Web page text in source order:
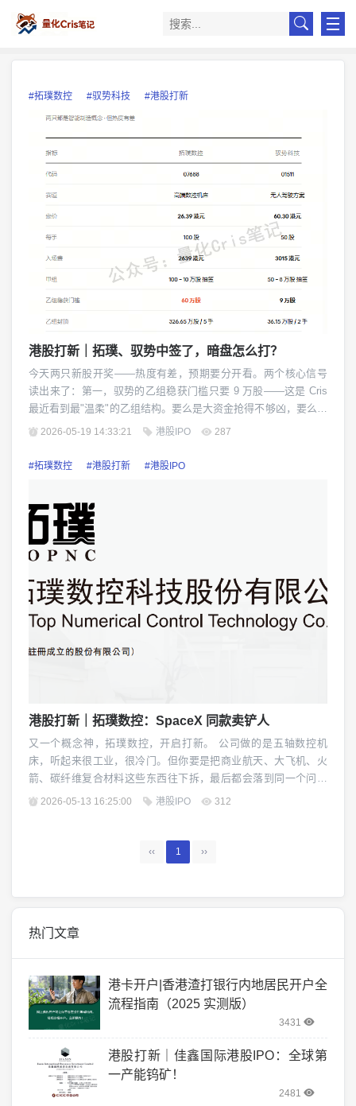
#拓璞数控 #驭势科技 #港股打新
港股打新｜拓璞、驭势中签了，暗盘怎么打？
今天两只新股开奖——热度有差，预期要分开看。两个核心信号
读出来了：第一，驭势的乙组稳获门槛只要 9 万股——这是 Cris
最近看到最"温柔"的乙组结构。要么是大资金抢得不够凶，要么是
发行盘子相对宽松。对应的暗盘弹性，可能不如拓璞。第二，拓
户和大资金都在抢"——结构跟翼菲、剂泰这...
2026-05-19 14:33:21 港股IPO 287
#拓璞数控 #港股打新 #港股IPO
港股打新｜拓璞数控：SpaceX 同款卖铲人
又一个概念神，拓璞数控，开启打新。 公司做的是五轴数控机
床，听起来很工业，很冷门。但你要是把商业航天、大飞机、火
箭、碳纤维复合材料这些东西往下拆，最后都会落到同一个问题
上：零部件怎么加工，精度怎么保证，复杂曲面怎么切出来。 这
2026-05-13 16:25:00 港股IPO 312
‹‹ 1 ››
热门文章
港卡开户|香港渣打银行内地居民开户全
流程指南（2025 实测版）
3431
港股打新｜佳鑫国际港股IPO：全球第
一产能钨矿！
2481